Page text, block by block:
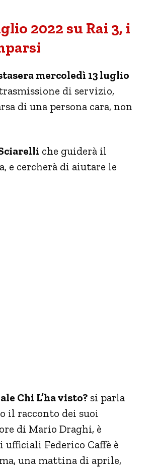
2022 su Rai 3, i
mercoledì 13 luglio
di servizio,
di una persona cara, non
che guiderà il
e cercherà di aiutare le
Chi L’ha visto? si parla
il racconto dei suoi
di Mario Draghi, è
Federico Caffè è
una mattina di aprile,